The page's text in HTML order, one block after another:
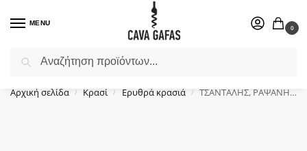
MENU
0
Επιλέξτε ένα δώρο για το αγαπημένο σας πρόσωπο.
Αρχική σελίδα / Κρασί / Ερυθρά κρασιά / ΤΣΑΝΤΑΛΗΣ, ΡΑΨΑΝΗ, (0.750Lt)